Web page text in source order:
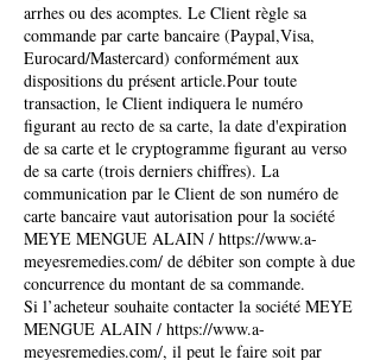
arrhes ou des acomptes. Le Client règle sa
commande par carte bancaire (Paypal,Visa,
Eurocard/Mastercard) conformément aux
dispositions du présent article.Pour toute
transaction, le Client indiquera le numéro
figurant au recto de sa carte, la date d'expiration
de sa carte et le cryptogramme figurant au verso
de sa carte (trois derniers chiffres). La
communication par le Client de son numéro de
carte bancaire vaut autorisation pour la société
MEYE MENGUE ALAIN / https://www.a-
meyesremedies.com/ de débiter son compte à due
concurrence du montant de sa commande.
Si l’acheteur souhaite contacter la société MEYE
MENGUE ALAIN / https://www.a-
meyesremedies.com/, il peut le faire soit par